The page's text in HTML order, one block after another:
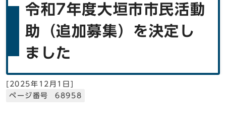
令和7年度大垣市市民活動
助（追加募集）を決定し
ました
[ 2025年12月1日 ]
ページ番号 68958